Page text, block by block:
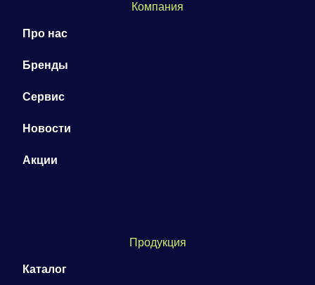
Компания
Про нас
Бренды
Сервис
Новости
Акции
Продукция
Каталог